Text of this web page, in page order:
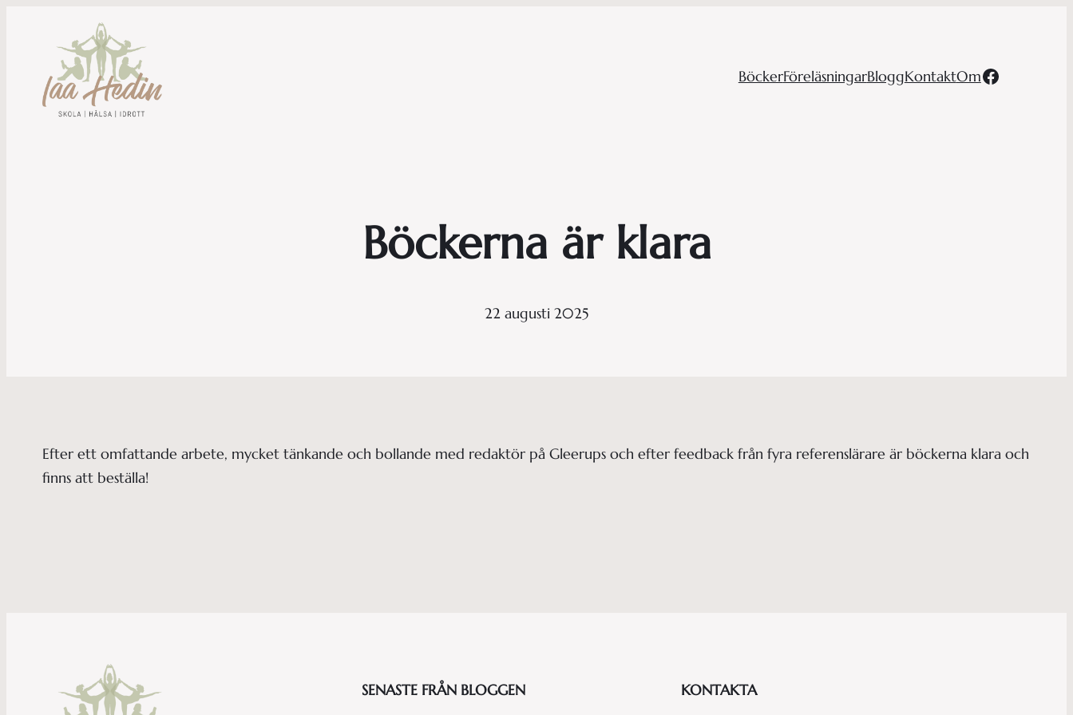
BöckerFöreläsningarBloggKontaktOmFacebook
Böckerna är klara
22 augusti 2025
Efter ett omfattande arbete, mycket tänkande och bollande med redaktör på Gleerups och efter feedback från fyra referenslärare är böckerna klara och
finns att beställa!
SENASTE FRÅN BLOGGEN KONTAKTA